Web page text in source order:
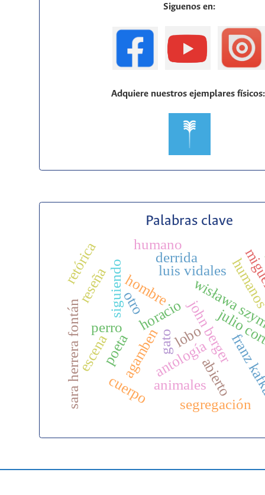
Siguenos en:
Adquiere nuestros ejemplares
Palabras clave
antologíajohn berger
julio
wisława
luis vidales
horacio
poeta gato
abierto
hombre
agamben
siguiendo
reseña
derrida
sara herrera fontán animales
perro lobo
cuerpo segregación
humano
otro
retórica
escena